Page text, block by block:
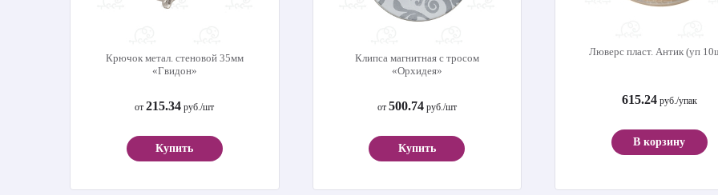
Крючок метал. стеновой 35мм
«Гвидон»
от215.34 руб./шт
Купить
Клипса магнитная с тросом
«Орхидея»
от 500.74руб./шт
Купить
Люверс пласт. Антик (уп
615.24руб./упак
В корзину